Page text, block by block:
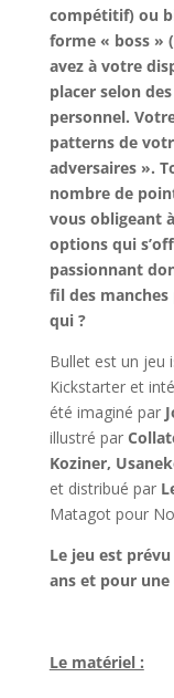
compétitif) ou
forme « boss »
avez à votre
placer selon
personnel.
patterns de
adversaires ».
nombre de
vous obligeant
options qui
passionnant
fil des
qui ?
Bullet est un jeu
Kickstarter et
été imaginé par
illustré par
Koziner,
et distribué par
Matagot pour
Le jeu est
ans et pour une
Le matériel :